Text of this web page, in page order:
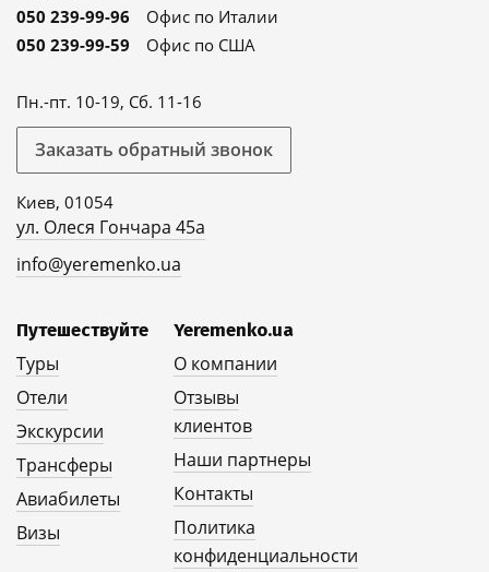
050 239-99-96
Офис по Италии
050 239-99-59
Офис по США
Пн.-пт. 10-19, Сб. 11-16
Заказать обратный звонок
Киев, 01054
ул. Олеся Гончара 45а
info@yeremenko.ua
Путешествуйте
Туры
Отели
Экскурсии
Трансферы
Авиабилеты
Визы
Yeremenko.ua
О компании
Отзывы
клиентов
Наши партнеры
Контакты
Политика
конфиденциальности